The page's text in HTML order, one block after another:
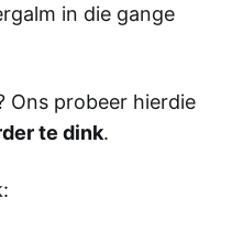
in die gange
Ons probeer hierdie
te dink.